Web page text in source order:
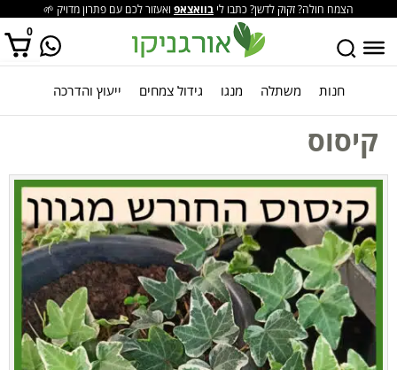
הצמח חולה? זקוק לדשן? כתבו לי בוואצאפ ואעזור לכם עם פתרון מדויק 🌱
0
אין מוצרים בסל הקניות. חנות משתלה מנגו גידול צמחים ייעוץ והדרכה
קיסוס